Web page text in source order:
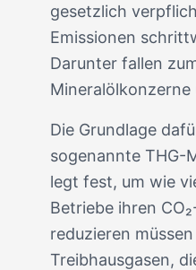
gesetzlich
Emissionen
Darunter fallen
Mineralölkonzerne
Die Grundlage
sogenannte THG-
legt fest, um wie
Betriebe ihren
reduzieren
Treibhausgasen,